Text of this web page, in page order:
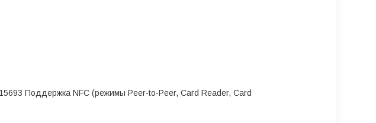
Поддержка NFC (режимы Peer-to-Peer, Card Reader, Card